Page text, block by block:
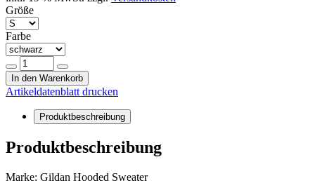
Größe
Farbe
In den Warenkorb
Artikeldatenblatt drucken
Produktbeschreibung
Produktbeschreibung
Marke: Gildan Hooded Sweater